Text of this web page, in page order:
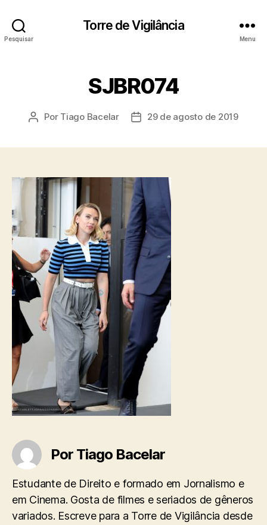
Pesquisar
Torre de Vigilância
Menu
SJBR074
Autor
Por Tiago Bacelar
Data29 de agosto de 2019
Por Tiago Bacelar
Estudante de Direito e formado em Jornalismo e
em Cinema. Gosta de filmes e seriados de gêneros
variados. Escreve para a Torre de Vigilância desde